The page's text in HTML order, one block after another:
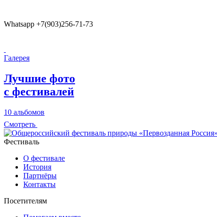
Whatsapp +7(903)256-71-73
Галерея
Лучшие фото
с фестивалей
10 альбомов
Смотреть
Фестиваль
О фестивале
История
Партнёры
Контакты
Посетителям